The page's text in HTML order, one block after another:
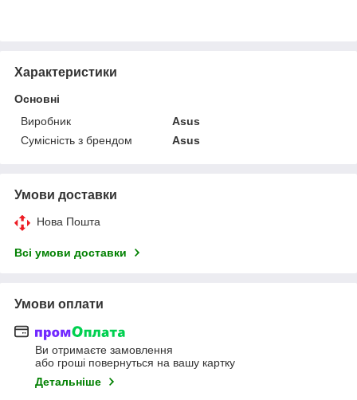
Характеристики
Основні
Виробник
Asus
Сумісність з брендом
Asus
Умови доставки
Нова Пошта
Всі умови доставки
Умови оплати
Ви отримаєте замовлення
або гроші повернуться на вашу картку
Детальніше